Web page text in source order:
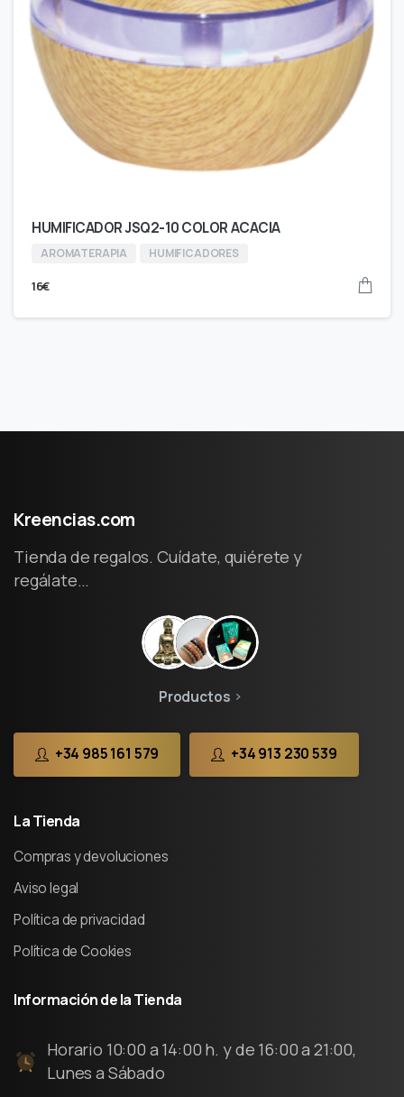
HUMIFICADOR JSQ2-10 COLOR ACACIA
AROMATERAPIA HUMIFICADORES
16€
Kreencias.com
Tienda de regalos. Cuídate, quiérete y
regálate…
Productos
+34 985 161 579 +34 913 230 539
LaTienda
Compras y devoluciones
Aviso legal
Política de privacidad
Política de Cookies
InformacióndelaTienda
Horario 10:00 a 14:00 h. y de 16:00 a 21:00,
Lunes a Sábado